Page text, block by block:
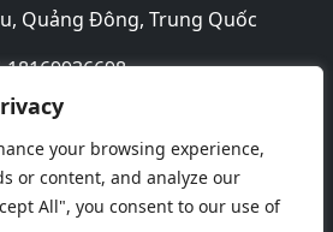
your browsing experience,
or content, and analyze our
All", you consent to our use of
Quảng Đông, Trung Quốc
sách bảo mật